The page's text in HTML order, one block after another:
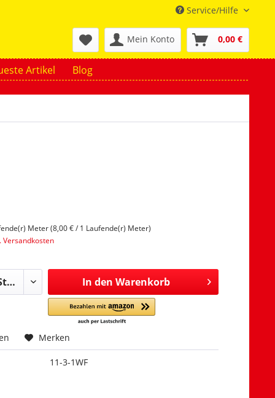
Service/Hilfe
Mein Konto 0,00 €
Artikel Blog
Meter (8,00 € / 1 Laufende(r) Meter)
Versandkosten
In den Warenkorb
Merken
11-3-1WF